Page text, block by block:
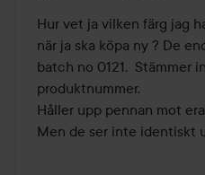
Hur vet ja vilken färg jag
när ja ska köpa ny ? De
batch no 0121.  Stämmer
produktnummer.
Håller upp pennan mot
Men de ser inte identiskt